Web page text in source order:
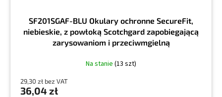
SF201SGAF-BLU Okulary ochronne SecureFit,
niebieskie, z powłoką Scotchgard zapobiegającą
zarysowaniom i przeciwmgielną
Na stanie (13 szt)
29,30 zł bez VAT
36,04 zł